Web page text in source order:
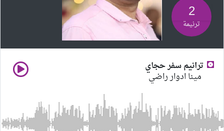
2
ترنيمة
ترانيم سفر حجاي
مينا ادوار راضي